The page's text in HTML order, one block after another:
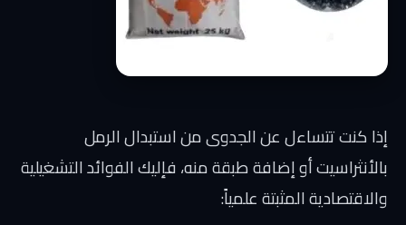
إذا كنت تتساءل عن الجدوى من استبدال الرمل
بالأنثراسيت أو إضافة طبقة منه، فإليك الفوائد التشغيلية
والاقتصادية المثبتة علمياً: